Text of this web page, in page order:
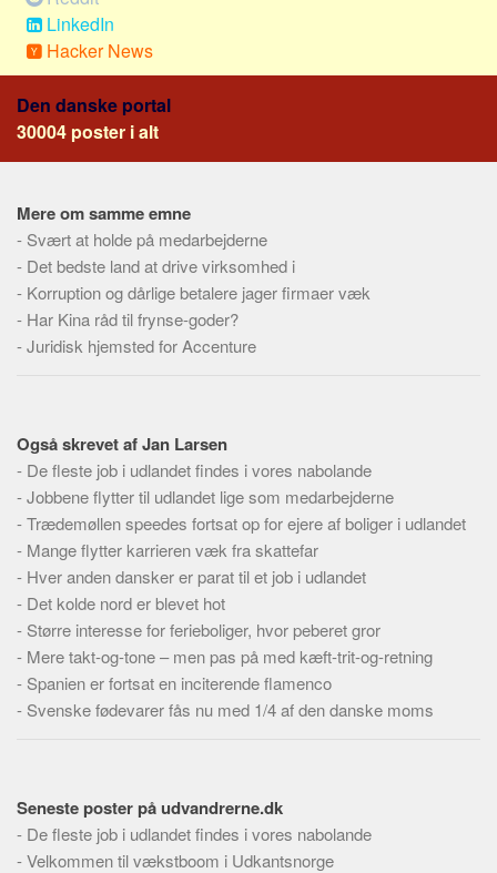
Skatter og afgifter
Statistik
Alle
Meta
Emner
Skribenter
Personer
Steder
Webstedet
Forhistorien
Redigering
Tekstannoncer
Bannere
Hjælp
LinkedIn
Hacker News
Den danske portal
30004 poster i alt
Mere om samme emne
- Svært at holde på medarbejderne
- Det bedste land at drive virksomhed i
- Korruption og dårlige betalere jager firmaer væk
- Har Kina råd til frynse-goder?
-Juridisk hjemsted for Accenture
Også skrevet af Jan Larsen
- De fleste job i udlandet findes i vores nabolande
-Jobbene flytter til udlandet lige som medarbejderne
-Trædemøllen speedes fortsat op for ejere af boliger i udlandet
- Mange flytter karrieren væk fra skattefar
- Hver anden dansker er parat til et job i udlandet
- Det kolde nord er blevet hot
- Større interesse for ferieboliger, hvor peberet gror
- Mere takt-og-tone – men pas på med kæft-trit-og-retning
- Spanien er fortsat en inciterende flamenco
- Svenske fødevarer fås nu med 1/4 af den danske moms
Seneste poster på udvandrerne.dk
- De fleste job i udlandet findes i vores nabolande
-Velkommen til vækstboom i Udkantsnorge